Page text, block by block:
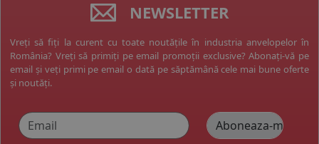
NEWSLETTER
Vreți să fiți la curent cu toate noutățile în industria anvelopelor în
România? Vreți să primiți pe email promoții exclusive? Abonați-vă pe
email și veți primi pe email o dată pe săptămână cele mai bune oferte
și noutăți.